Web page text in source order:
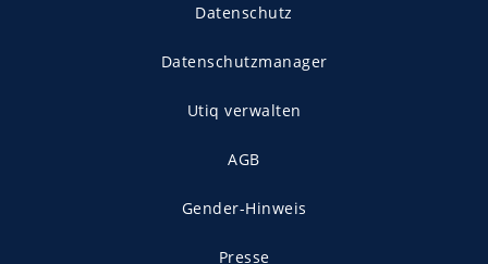
Datenschutz
Datenschutzmanager
Utiq verwalten
AGB
Gender-Hinweis
Presse